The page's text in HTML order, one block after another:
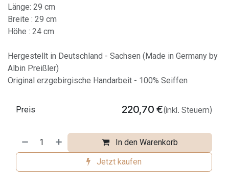
Länge: 29 cm
Breite : 29 cm
Höhe : 24 cm
Hergestellt in Deutschland - Sachsen (Made in Germany by
Albin Preißler)
Original erzgebirgische Handarbeit - 100% Seiffen
In den Warenkorb
Jetzt kaufen
Preis 220,70 €(inkl. Steuern)